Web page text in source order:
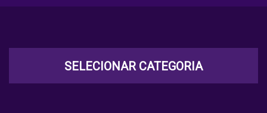
SELECIONAR CATEGORIA